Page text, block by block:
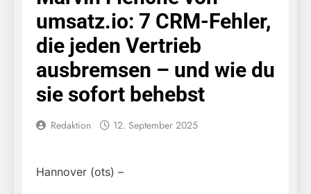
Knopfdruck / Schnelle
Festnahme nach
sexueller Belästigung
Bundespolizeidirektion
München: Bundespolizei
kontrolliert
grenzüberschreitenden
Verkehr / Waffenfund im
Fahrzeug
7. August 2026
Bundespolizeidirektion
München: Schneller
festgenommen als die
beendet / Bundespolizei
6. August 2026
München: Ausgesetzte
umsatz.io: 7 CRM-Fehler,
die jeden Vertrieb
ausbremsen – und wie du
sie sofort behebst
Redaktion 12. September 2025
Hannover (ots) –